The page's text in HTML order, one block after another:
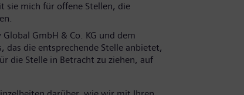
mich für offene Stellen, die
GmbH & Co. KG und dem
das die entsprechende Stelle anbietet,
die Stelle in Betracht zu ziehen, auf